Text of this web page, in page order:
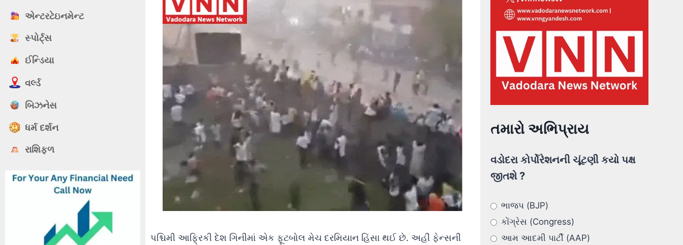
એન્ટરટેઇનમેન્ટ
સ્પોર્ટ્સ
ઈન્ડિયા
વર્લ્ડ
બિઝનેસ
ધર્મ દર્શન
રાશિફળ
પશ્ચિમી આફ્રિકી દેશ ગિનીમાં એક ફૂટબોલ મેચ દરમિયાન હિંસા થઈ છે. અહીં ફેન્સની
તમારો અભિપ્રાય
વડોદરા કોર્પોરેશનની ચૂંટણી કયો પક્ષ
જીતશે ?
ભાજપ (BJP)
કોંગ્રેસ (Congress)
આમ આદમી પાર્ટી (AAP)